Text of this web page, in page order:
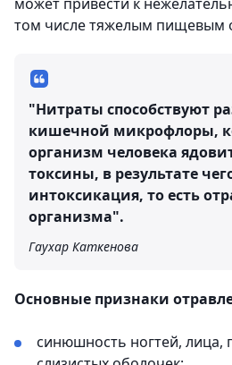
том числе тяжелым пищевым
"Нитраты способствуют
кишечной микрофлоры,
организм человека
токсины, в результате
интоксикация, то есть
организма".
Гаухар Каткенова
Основные признаки
синюшность ногтей, лица,